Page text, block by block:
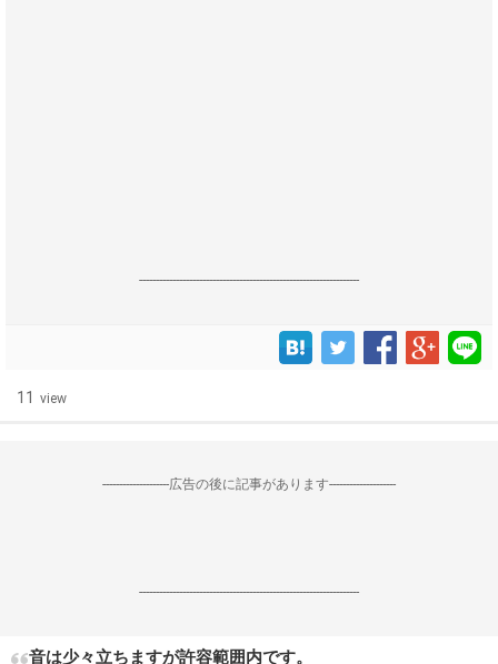
------------------------------------------------------------------
11 view
--------------------広告の後に記事があります--------------------
------------------------------------------------------------------
音は少々立ちますが許容範囲内です。